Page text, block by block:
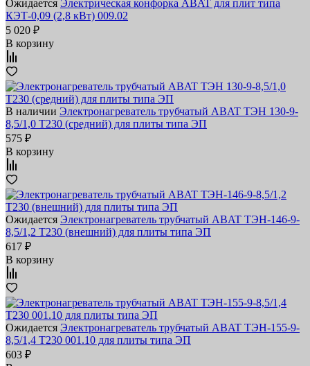
Ожидается Электрическая конфорка ABAT для плит типа
КЭТ-0,09 (2,8 кВт) 009.02
5 020 ₽
В корзину
В наличии Электронагреватель трубчатый ABAT ТЭН 130-9-
8,5/1,0 Т230 (средний) для плиты типа ЭП
575 ₽
В корзину
Ожидается Электронагреватель трубчатый ABAT ТЭН-146-9-
8,5/1,2 Т230 (внешний) для плиты типа ЭП
617 ₽
В корзину
Ожидается Электронагреватель трубчатый ABAT ТЭН-155-9-
8,5/1,4 Т230 001.10 для плиты типа ЭП
603 ₽